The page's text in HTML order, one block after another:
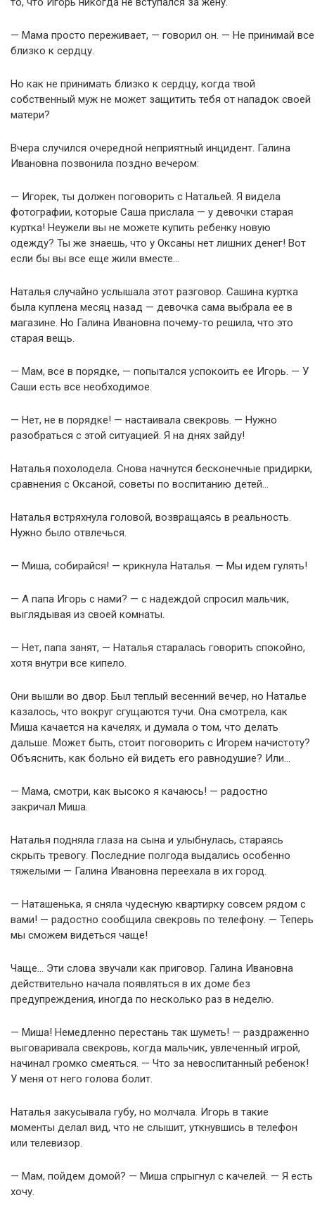
— Мама просто переживает, — говорил он. — Не принимай все
близко к сердцу.
Но как не принимать близко к сердцу, когда твой
собственный муж не может защитить тебя от нападок своей
матери?
Вчера случился очередной неприятный инцидент. Галина
Ивановна позвонила поздно вечером:
— Игорек, ты должен поговорить с Натальей. Я видела
фотографии, которые Саша прислала — у девочки старая
куртка! Неужели вы не можете купить ребенку новую
одежду? Ты же знаешь, что у Оксаны нет лишних денег! Вот
если бы вы все еще жили вместе…
Наталья случайно услышала этот разговор. Сашина куртка
была куплена месяц назад — девочка сама выбрала ее в
магазине. Но Галина Ивановна почему-то решила, что это
старая вещь.
— Мам, все в порядке, — попытался успокоить ее Игорь. — У
Саши есть все необходимое.
— Нет, не в порядке! — настаивала свекровь. — Нужно
разобраться с этой ситуацией. Я на днях зайду!
Наталья похолодела. Снова начнутся бесконечные придирки,
сравнения с Оксаной, советы по воспитанию детей…
Наталья встряхнула головой, возвращаясь в реальность.
Нужно было отвлечься.
— Миша, собирайся! — крикнула Наталья. — Мы идем гулять!
— А папа Игорь с нами? — с надеждой спросил мальчик,
выглядывая из своей комнаты.
— Нет, папа занят, — Наталья старалась говорить спокойно,
хотя внутри все кипело.
Они вышли во двор. Был теплый весенний вечер, но Наталье
казалось, что вокруг сгущаются тучи. Она смотрела, как
Миша качается на качелях, и думала о том, что делать
дальше. Может быть, стоит поговорить с Игорем начистоту?
Объяснить, как больно ей видеть его равнодушие? Или…
— Мама, смотри, как высоко я качаюсь! — радостно
закричал Миша.
Наталья подняла глаза на сына и улыбнулась, стараясь
скрыть тревогу. Последние полгода выдались особенно
тяжелыми — Галина Ивановна переехала в их город.
— Наташенька, я сняла чудесную квартирку совсем рядом с
вами! — радостно сообщила свекровь по телефону. — Теперь
мы сможем видеться чаще!
Чаще… Эти слова звучали как приговор. Галина Ивановна
действительно начала появляться в их доме без
предупреждения, иногда по несколько раз в неделю.
— Миша! Немедленно перестань так шуметь! — раздраженно
выговаривала свекровь, когда мальчик, увлеченный игрой,
начинал громко смеяться. — Что за невоспитанный ребенок!
У меня от него голова болит.
Наталья закусывала губу, но молчала. Игорь в такие
моменты делал вид, что не слышит, уткнувшись в телефон
или телевизор.
— Мам, пойдем домой? — Миша спрыгнул с качелей. — Я есть
хочу.